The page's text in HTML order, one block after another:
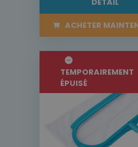
ACHETER
TEMPORAIREMENT
ÉPUISÉ